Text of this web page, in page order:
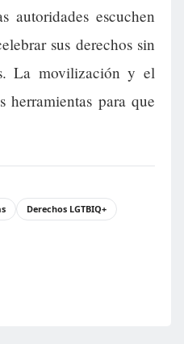
autoridades escuchen
sus derechos sin
La movilización y el
herramientas para que
Derechos LGTBIQ+